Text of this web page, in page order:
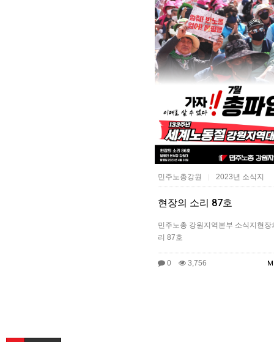
민주노총강원 | 2023년 소식지
현장의 소리 87호
민주노총 강원지역본부 소식지현장
리 87호
0 3,756